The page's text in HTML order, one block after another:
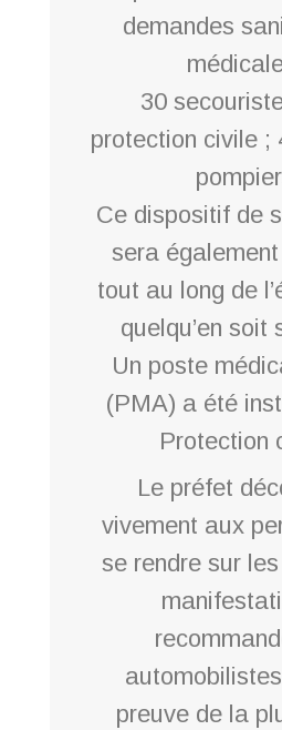
demandes
30
protection civile ;
Ce dispositif de
sera
tout au long de
quelqu’en soit
Un poste
(PMA) a été
Protection
Le préfet
vivement aux
se rendre sur
preuve de la